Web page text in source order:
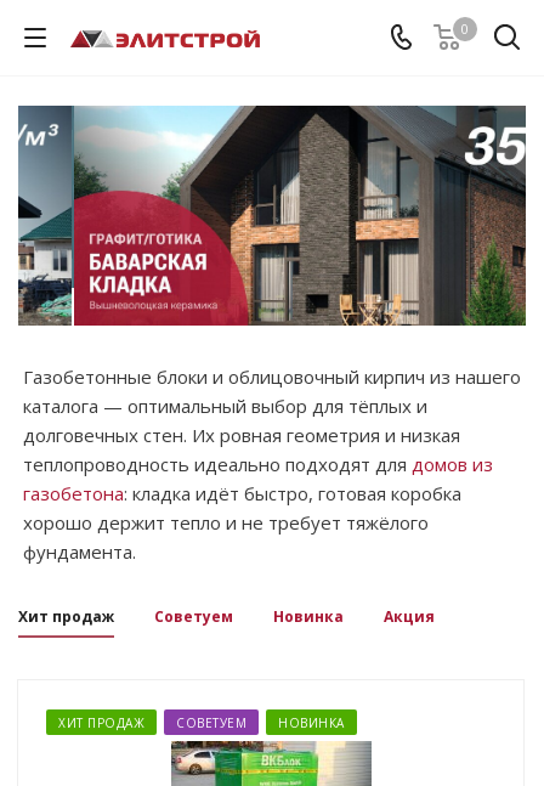
0
Газобетонные блоки и облицовочный кирпич из нашего
каталога — оптимальный выбор для тёплых и
долговечных стен. Их ровная геометрия и низкая
теплопроводность идеально подходят для домов из
газобетона: кладка идёт быстро, готовая коробка
хорошо держит тепло и не требует тяжёлого
фундамента.
Хит продаж Советуем Новинка Акция
ХИТ ПРОДАЖ СОВЕТУЕМ НОВИНКА